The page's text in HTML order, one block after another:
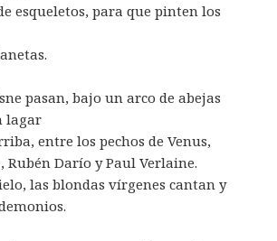
esqueletos, para que pinten los
pasan, bajo un arco de abejas
lagar
entre los pechos de Venus,
Rubén Darío y Paul Verlaine.
las blondas vírgenes cantan y